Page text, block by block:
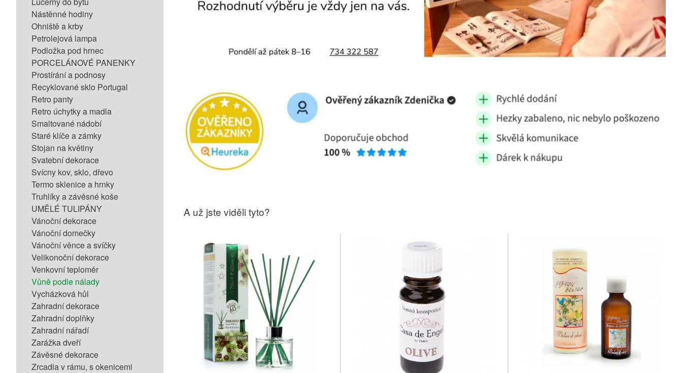
Nástěnné hodiny
Ohniště a krby
Petrolejová lampa
Podložka pod hrnec
PORCELÁNOVÉ PANENKY
Prostírání a podnosy
Recyklované sklo Portugal
Retro panty
Retro úchytky a madla
Smaltované nádobí
Staré klíče a zámky
Stojan na květiny
Svatební dekorace
Svícny kov, sklo, dřevo
Termo sklenice a hrnky
Truhlíky a závěsné koše
UMĚLÉ TULIPÁNY
Vánoční dekorace
Vánoční domečky
Vánoční věnce a svíčky
Velikonoční dekorace
Venkovní teploměr
Vůně podle nálady
Vycházková hůl
Zahradní dekorace
Zahradní doplňky
Zahradní nářadí
Zarážka dveří
Závěsné dekorace
Zrcadla v rámu, s okenicemi
A už jste viděli tyto?